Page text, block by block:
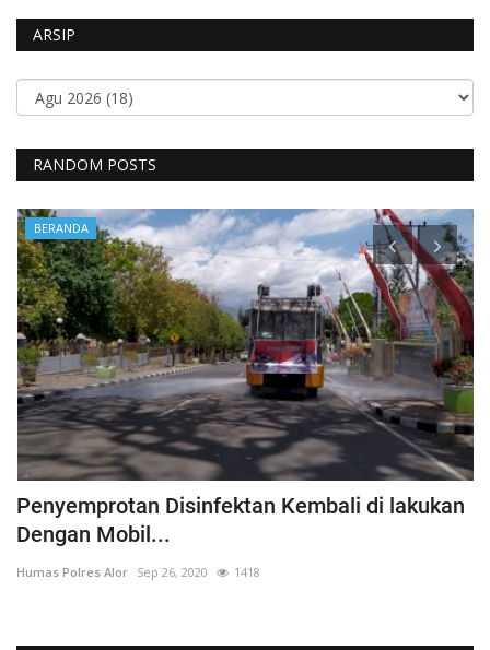
ARSIP
RANDOM POSTS
BERANDA
Penyemprotan Disinfektan Kembali di lakukan
Dengan Mobil...
Humas Polres Alor Sep 26, 2020 1418